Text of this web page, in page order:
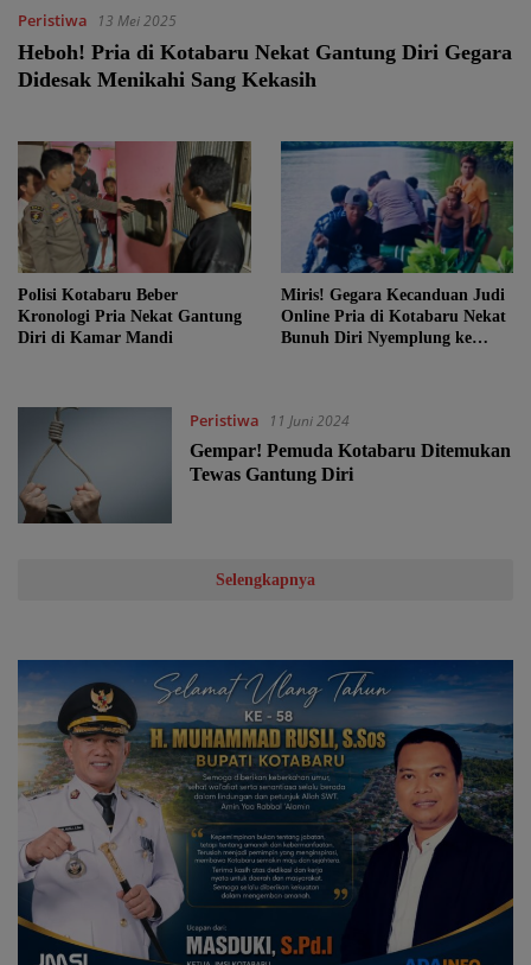
Peristiwa 13 Mei 2025
Heboh! Pria di Kotabaru Nekat Gantung Diri Gegara
Didesak Menikahi Sang Kekasih
Polisi Kotabaru Beber
Kronologi Pria Nekat Gantung
Diri di Kamar Mandi
Miris! Gegara Kecanduan Judi
Online Pria di Kotabaru Nekat
Bunuh Diri Nyemplung ke
Peristiwa
11 Juni 2024
Gempar! Pemuda Kotabaru Ditemukan
Tewas Gantung Diri
Selengkapnya